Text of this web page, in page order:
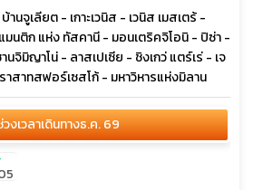
านจูเลียต - เกาะเวนิส - เวนิส เมสเตร้ -
มนติก แห่ง ทัสคานี - มอนเตริคจิโอนิ - ปิซ่า -
นจิมิญาโน่ - ลาสเปเซีย - ชิงเกว่ แตร์เร่ - เจ
าสาทสฟอร์เซสโก้ - มหาวิหารแห่งมิลาน
งเวลาเดินทางธ.ค. 69